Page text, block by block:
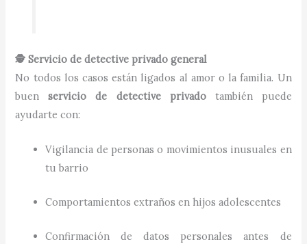
🕵️ Servicio de detective privado general
No todos los casos están ligados al amor o la familia. Un
buenservicio de detective privadotambién puede
ayudarte con:
Vigilancia de personas o movimientos inusuales en
tu barrio
Comportamientos extraños en hijos adolescentes
Confirmación de datos personales antes de